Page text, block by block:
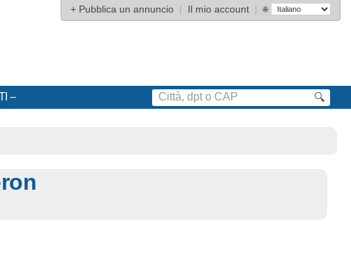
+ Pubblica un annuncio | Il mio account | 🌐
🔍